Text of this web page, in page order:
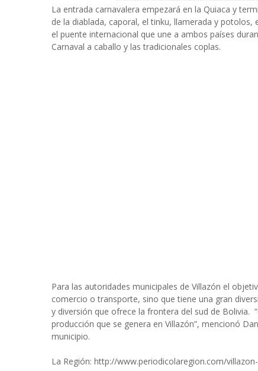
La entrada carnavalera empezará en la Quiaca y
de la diablada, caporal, el tinku, llamerada y
el puente internacional que une a ambos países
Carnaval a caballo y las tradicionales coplas.
Para las autoridades municipales de Villazón el
comercio o transporte, sino que tiene una gran
y diversión que ofrece la frontera del sud de
producción que se genera en Villazón”, mencionó
municipio.
La Región: http://www.periodicolaregion.com/